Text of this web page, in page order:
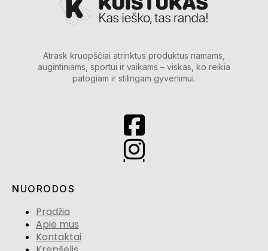
Atrask kruopščiai atrinktus produktus namams,
augintiniams, sportui ir vaikams – viskas, ko reikia
patogiam ir stilingam gyvenimui.
NUORODOS
Pradžia
Apie mus
Kontaktai